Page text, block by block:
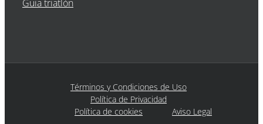
Guia triatlón
Términos y Condiciones de Uso
Política de Privacidad
Política de cookies
Aviso Legal